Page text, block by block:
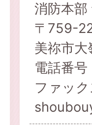
消防本部
〒759-
美祢市大
電話番
ファッ